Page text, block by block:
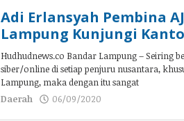
Adi Erlansyah Pembina
Lampung Kunjungi
Hudhudnews.co Bandar Lampung – Seiring
siber/online di setiap penjuru nusantara,
Lampung, maka dengan itu sangat
Daerah
06/09/2020